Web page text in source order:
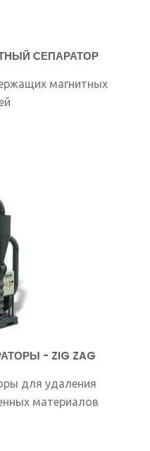
СЕПАРАТОР
магнитных
- ZIG ZAG
для удаления
материалов